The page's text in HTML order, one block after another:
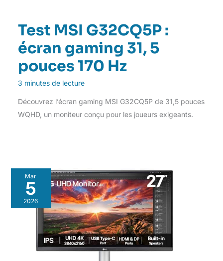
Test MSI G32CQ5P :
écran gaming 31, 5
pouces 170 Hz
3 minutes de lecture
Découvrez l’écran gaming MSI G32CQ5P de 31,5 pouces
WQHD, un moniteur conçu pour les joueurs exigeants.
Mar
5
2026